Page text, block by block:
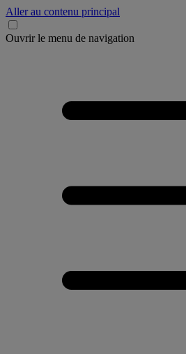
Aller au contenu principal
Ouvrir le menu de navigation